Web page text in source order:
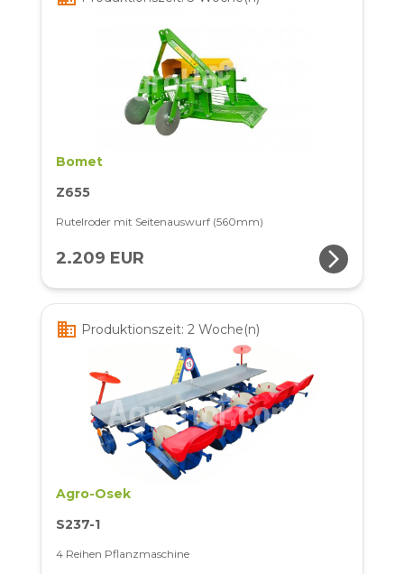
Bomet
Z655
Rutelroder mit Seitenauswurf (560mm)
2.209 EUR arrow_forward_ios
business Produktionszeit: 2 Woche(n)
Agro-Osek
S237-1
4 Reihen Pflanzmaschine